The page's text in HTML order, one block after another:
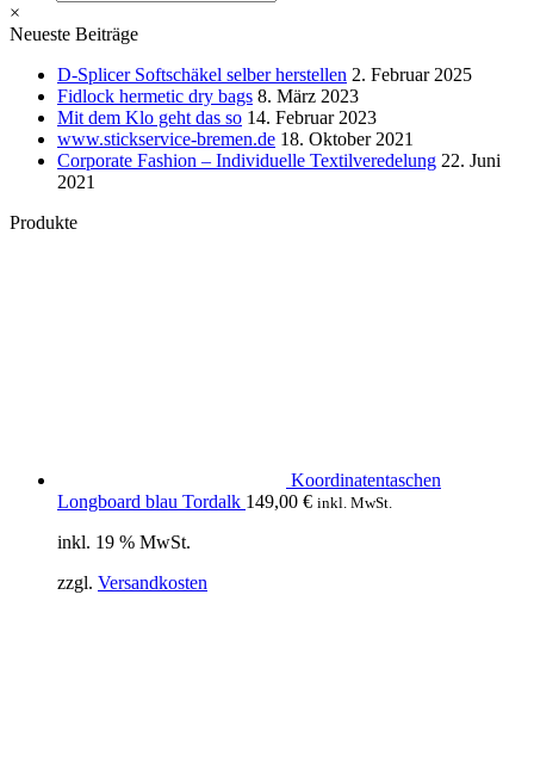
×
Neueste Beiträge
D-Splicer Softschäkel selber herstellen 2. Februar 2025
Fidlock hermetic dry bags 8. März 2023
Mit dem Klo geht das so 14. Februar 2023
www.stickservice-bremen.de 18. Oktober 2021
Corporate Fashion – Individuelle Textilveredelung 22. Juni
2021
Produkte
Koordinatentaschen
Longboard blau Tordalk 149,00 € inkl. MwSt.
inkl. 19 % MwSt.
zzgl. Versandkosten